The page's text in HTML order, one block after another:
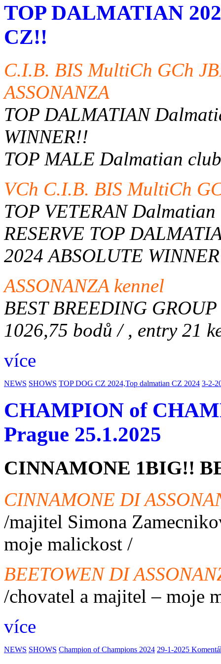
TOP DALMATIAN
CZ!!
C.I.B. BIS MultiCh GCh
ASSONANZA
TOP DALMATIAN
WINNER!!
TOP MALE Dalmatian
VCh C.I.B. BIS MultiCh
TOP VETERAN
RESERVE TOP
2024 ABSOLUTE
ASSONANZA kennel
BEST BREEDING
1026,75 bodů / , entry 21
více
NEWS SHOWS TOP DOG CZ 2024,Top dalmatian CZ 2024 3-2-
CHAMPION of
Prague 25.1.2025
CINNAMONE 1BIG!!
CINNAMONE DI
/majitel Simona
moje malickost /
BEETOWEN DI
/chovatel a majitel – moje
více
NEWS SHOWS Champion of Champions 2024 29-1-2025